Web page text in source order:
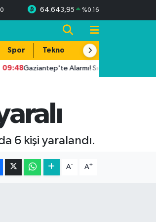
64.643,95 %0.16
Spor Teknoloji
Gaziantep'te Alarmı! Sıcaklık 39 Dereceye
6 kişi yaralandı.
A- A+